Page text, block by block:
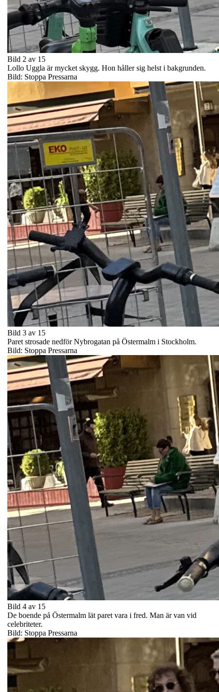
Bild 2 av 15
Lollo Uggla är mycket skygg. Hon håller sig helst i bakgrunden.
Bild: Stoppa Pressarna
Bild 3 av 15
Paret strosade nedför Nybrogatan på Östermalm i Stockholm.
Bild: Stoppa Pressarna
Bild 4 av 15
De boende på Östermalm lät paret vara i fred. Man är van vid
celebriteter.
Bild: Stoppa Pressarna